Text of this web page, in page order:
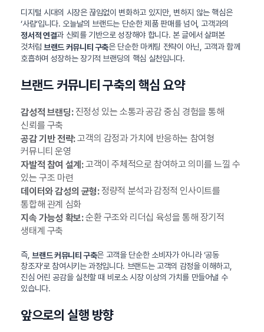
디지털 시대의 시장은 끊임없이 변화하고 있지만, 변하지 않는 핵심은
‘사람’입니다. 오늘날의 브랜드는 단순한 제품 판매를 넘어, 고객과의
정서적 연결과 신뢰를 기반으로 성장해야 합니다. 본 글에서 살펴본
것처럼 브랜드 커뮤니티 구축은 단순한 마케팅 전략이 아닌, 고객과 함께
호흡하며 성장하는 장기적 브랜딩의 핵심 실천입니다.
브랜드 커뮤니티 구축의 핵심 요약
감성적 브랜딩:진정성 있는 소통과 공감 중심 경험을 통해
신뢰를 구축
공감 기반 전략:고객의 감정과 가치에 반응하는 참여형
커뮤니티 운영
자발적 참여 설계:고객이 주체적으로 참여하고 의미를 느낄 수
있는 구조 마련
데이터와 감성의 균형:정량적 분석과 감정적 인사이트를
통합해 관계 심화
지속 가능성 확보:순환 구조와 리더십 육성을 통해 장기적
생태계 구축
즉, 브랜드 커뮤니티 구축은 고객을 단순한 소비자가 아니라 ‘공동
창조자’로 참여시키는 과정입니다. 브랜드는 고객의 감정을 이해하고,
진심 어린 공감을 실천할 때 비로소 시장 이상의 가치를 만들어낼 수
있습니다.
앞으로의 실행 방향